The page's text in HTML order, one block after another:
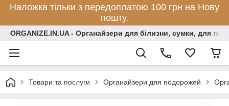
Наложка тільки з передоплатою 100 грн на Нову
пошту.
ORGANIZE.IN.UA - Органайзери для білизни, сумки, для
Товари та послуги Органайзери для подорожей